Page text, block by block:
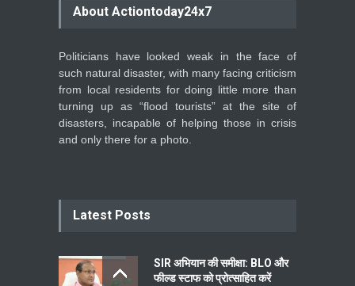
About Actiontoday24x7
Politicians have looked weak in the face of
such natural disaster, with many facing criticism
from local residents for doing little more than
turning up as “flood tourists” at the site of
disasters, incapable of helping those in crisis
and only there for a photo.
Latest Posts
SIR अभियान की समीक्षा: BLO और
फील्ड स्टाफ को प्रोत्साहित करें